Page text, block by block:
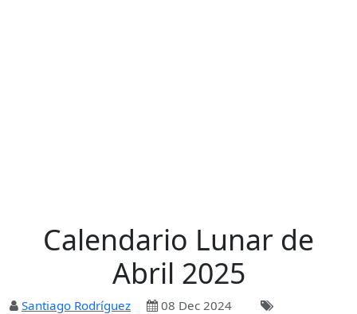
Calendario Lunar de
Abril 2025
Santiago Rodríguez 08 Dec 2024